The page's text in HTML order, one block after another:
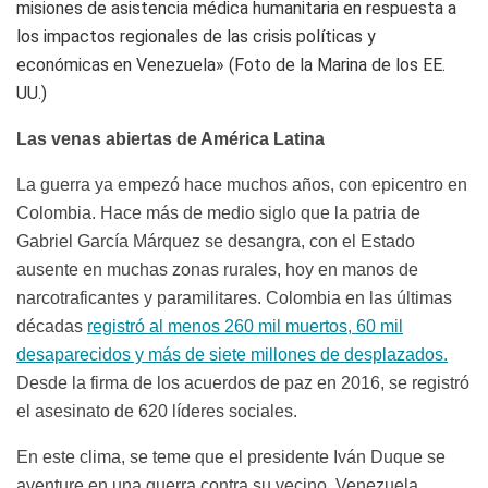
misiones de asistencia médica humanitaria en respuesta a
los impactos regionales de las crisis políticas y
económicas en Venezuela» (Foto de la Marina de los EE.
UU.)
Las venas abiertas de América Latina
La guerra ya empezó hace muchos años, con epicentro en
Colombia. Hace más de medio siglo que la patria de
Gabriel García Márquez se desangra, con el Estado
ausente en muchas zonas rurales, hoy en manos de
narcotraficantes y paramilitares. Colombia en las últimas
décadas registró al menos 260 mil muertos, 60 mil
desaparecidos y más de siete millones de desplazados.
Desde la firma de los acuerdos de paz en 2016, se registró
el asesinato de 620 líderes sociales.
En este clima, se teme que el presidente Iván Duque se